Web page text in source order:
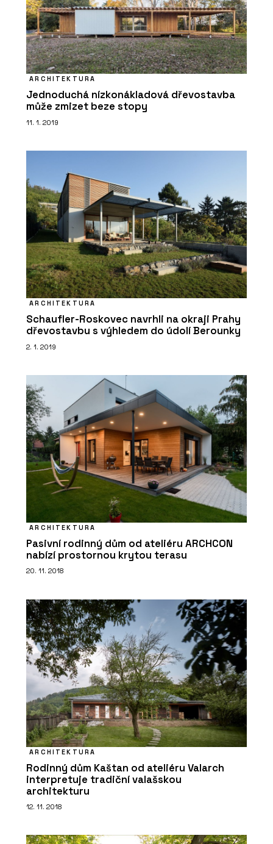
ARCHITEKTURA
Jednoduchá nízkonákladová dřevostavba
může zmizet beze stopy
11. 1. 2019
ARCHITEKTURA
Schaufler-Roskovec navrhli na okraji Prahy
dřevostavbu s výhledem do údolí Berounky
2. 1. 2019
ARCHITEKTURA
Pasivní rodinný dům od ateliéru ARCHCON
nabízí prostornou krytou terasu
20. 11. 2018
ARCHITEKTURA
Rodinný dům Kaštan od ateliéru Valarch
interpretuje tradiční valašskou
architekturu
12. 11. 2018